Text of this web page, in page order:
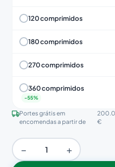
120 comprimidos
180 comprimidos
270 comprimidos
360 comprimidos
Portes grátis em
encomendas a partir de
€
− +